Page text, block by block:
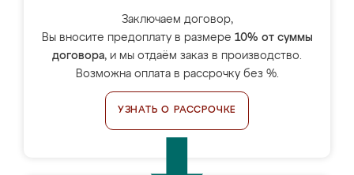
Заключаем договор,
Вы вносите предоплату в размере 10% от суммы
договора, и мы отдаём заказ в производство.
Возможна оплата в рассрочку без %.
УЗНАТЬ О РАССРОЧКЕ